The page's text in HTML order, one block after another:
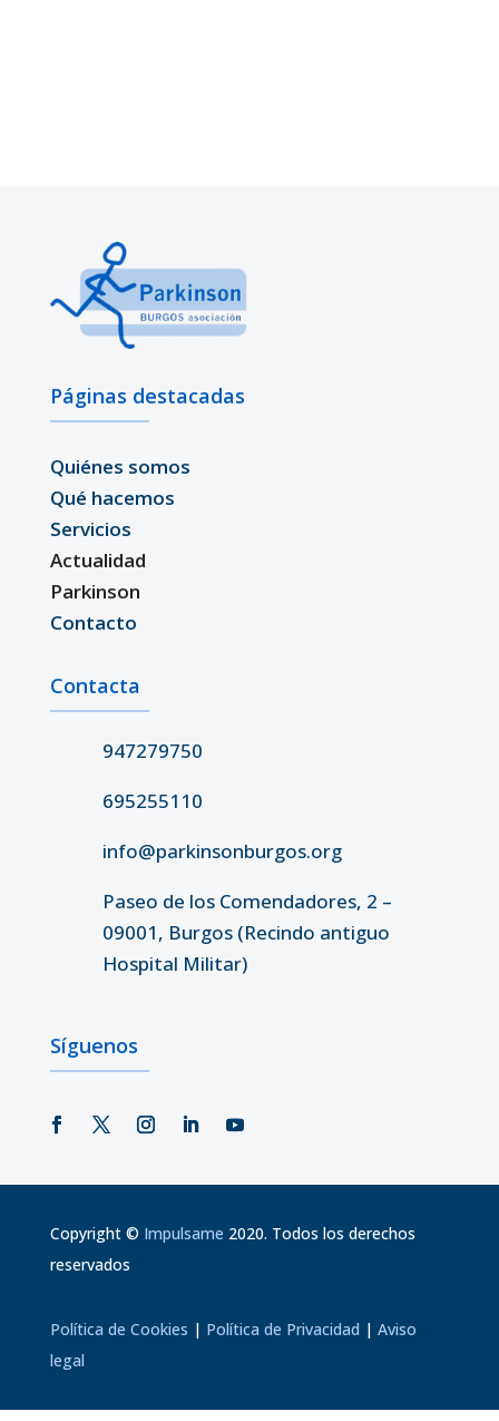
Páginas destacadas
Quiénes somos
Qué hacemos
Servicios
Actualidad
Parkinson
Contacto
Contacta
947279750
695255110
info@parkinsonburgos.org
Paseo de los Comendadores, 2 –
09001, Burgos (Recindo antiguo
Hospital Militar)
Síguenos
Copyright © Impulsame 2020. Todos los derechos
reservados
Política de Cookies | Política de Privacidad | Aviso
legal